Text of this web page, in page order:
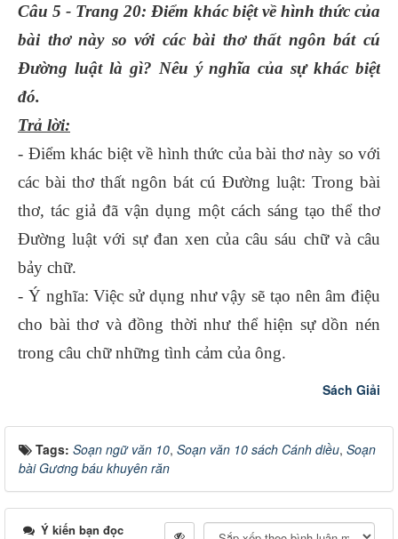
Câu 5 - Trang 20: Điểm khác biệt về hình thức của
bài thơ này so với các bài thơ thất ngôn bát cú
Đường luật là gì? Nêu ý nghĩa của sự khác biệt
đó.
Trả lời:
- Điểm khác biệt về hình thức của bài thơ này so với
các bài thơ thất ngôn bát cú Đường luật: Trong bài
thơ, tác giả đã vận dụng một cách sáng tạo thể thơ
Đường luật với sự đan xen của câu sáu chữ và câu
bảy chữ.
- Ý nghĩa: Việc sử dụng như vậy sẽ tạo nên âm điệu
cho bài thơ và đồng thời như thể hiện sự dồn nén
trong câu chữ những tình cảm của ông.
Sách Giải
Tags: Soạn ngữ văn 10, Soạn văn 10 sách Cánh diều, Soạn
bài Gương báu khuyên răn
Ý kiến bạn đọc